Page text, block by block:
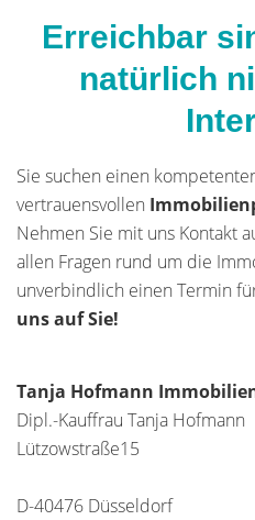
Erreichbar
natürlich
Sie suchen einen
vertrauensvollen
Nehmen Sie mit uns Kontakt
allen Fragen rund um die
unverbindlich einen Termin
uns auf Sie!
Tanja Hofmann
Dipl.-Kauffrau Tanja Hofmann
Lützowstraße15
D-40476 Düsseldorf